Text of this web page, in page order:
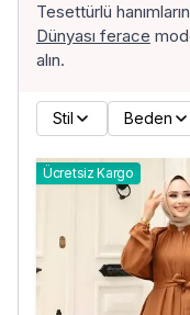
Tesettürlü
Dünyası ferace
alın.
Stil Beden
Ücretsiz Kargo